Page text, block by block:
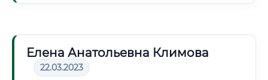
Елена Анатольевна Климова
22.03.2023